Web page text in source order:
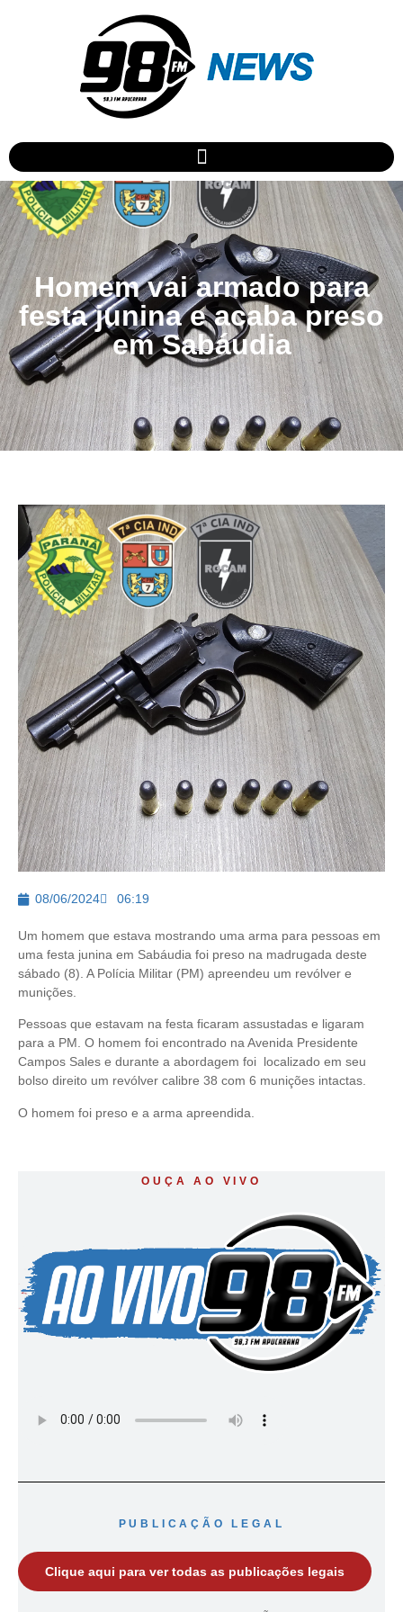
Homem vai armado para
festa junina e acaba preso
em Sabáudia
08/06/2024 06:19
Um homem que estava mostrando uma arma para pessoas em
uma festa junina em Sabáudia foi preso na madrugada deste
sábado (8). A Polícia Militar (PM) apreendeu um revólver e
munições.
Pessoas que estavam na festa ficaram assustadas e ligaram
para a PM. O homem foi encontrado na Avenida Presidente
Campos Sales e durante a abordagem foi localizado em seu
bolso direito um revólver calibre 38 com 6 munições intactas.
O homem foi preso e a arma apreendida.
OUÇA AO VIVO
PUBLICAÇÃO LEGAL
Clique aqui para ver todas as publicações legais